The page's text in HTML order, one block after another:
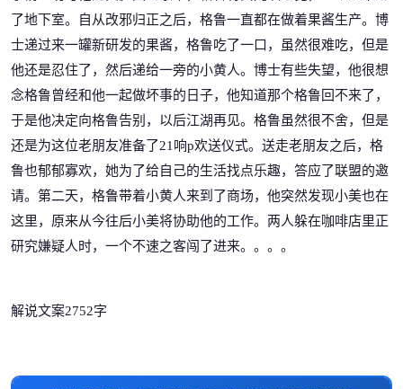
了地下室。自从改邪归正之后，格鲁一直都在做着果酱生产。博
士递过来一罐新研发的果酱，格鲁吃了一口，虽然很难吃，但是
他还是忍住了，然后递给一旁的小黄人。博士有些失望，他很想
念格鲁曾经和他一起做坏事的日子，他知道那个格鲁回不来了，
于是他决定向格鲁告别，以后江湖再见。格鲁虽然很不舍，但是
还是为这位老朋友准备了21 响p欢送仪式。送走老朋友之后，格
鲁也郁郁寡欢，她为了给自己的生活找点乐趣，答应了联盟的邀
请。第二天，格鲁带着小黄人来到了商场，他突然发现小美也在
这里，原来从今往后小美将协助他的工作。两人躲在咖啡店里正
研究嫌疑人时，一个不速之客闯了进来。。。。
解说文案2752字